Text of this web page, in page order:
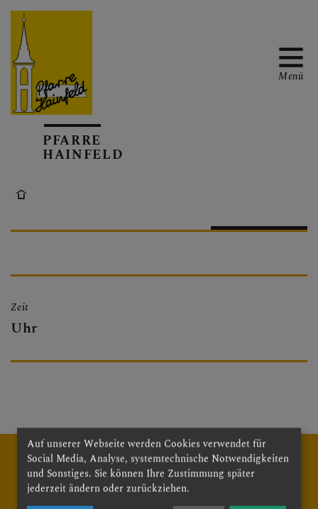
AKTUELL
GOTTESDIENSTE
PFARRTEAM
PFARRE
HAINFELD
Menü
Zeit
Uhr
Auf unserer Webseite werden Cookies verwendet für
Social Media, Analyse, systemtechnische Notwendigkeiten
und Sonstiges. Sie können Ihre Zustimmung später
jederzeit ändern oder zurückziehen.